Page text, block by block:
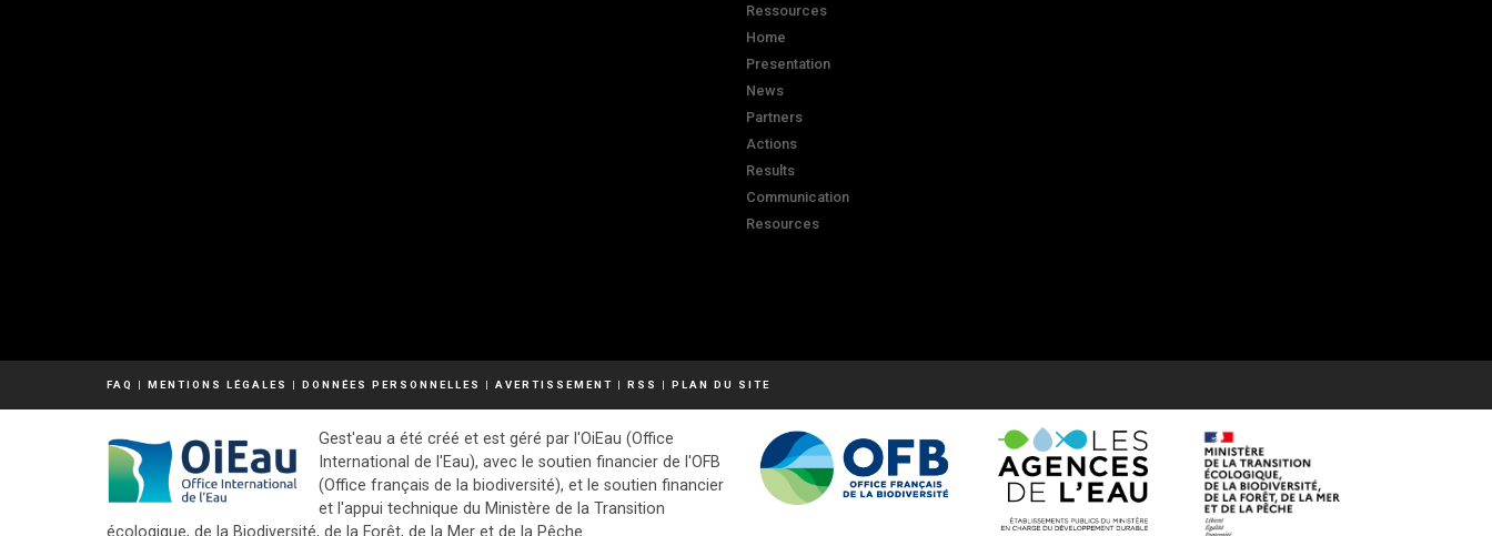
Ressources
Home
Presentation
News
Partners
Actions
Results
Communication
Resources
FAQ | MENTIONS LÉGALES | DONNÉES PERSONNELLES | AVERTISSEMENT | RSS | PLAN DU SITE
Gest'eau a été créé et est géré par l'OiEau (Office
International de l'Eau), avec le soutien financier de l'OFB
(Office français de la biodiversité), et le soutien financier
et l'appui technique du Ministère de la Transition
écologique, de la Biodiversité, de la Forêt, de la Mer et de la Pêche.